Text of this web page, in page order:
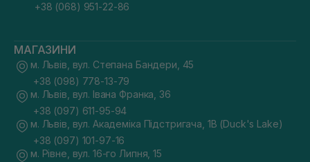
+38 (068) 951-22-86
МАГАЗИНИ
м. Львів, вул. Степана Бандери, 45
+38 (098) 778-13-79
м. Львів, вул. Івана Франка, 36
+38 (097) 611-95-94
м. Львів, вул. Академіка Підстригача, 1В (Duck's Lake)
+38 (097) 101-97-16
м. Рівне, вул. 16-го Липня, 15